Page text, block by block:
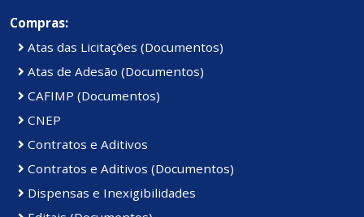
Compras:
Atas das Licitações (Documentos)
Atas de Adesão (Documentos)
CAFIMP (Documentos)
CNEP
Contratos e Aditivos
Contratos e Aditivos (Documentos)
Dispensas e Inexigibilidades